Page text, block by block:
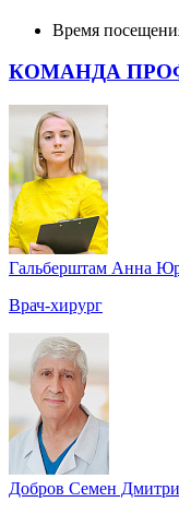
Время
КОМАНДА
Гальберштам Анна
Врач-хирург
Добров Семен